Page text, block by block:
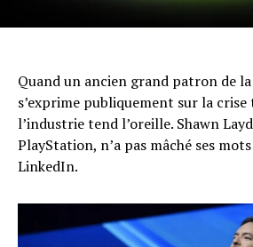
Quand un ancien grand patron de
s’exprime publiquement sur la
l’industrie tend l’oreille. Shawn
PlayStation, n’a pas mâché ses
LinkedIn.